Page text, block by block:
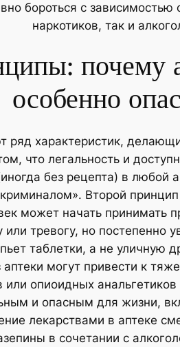
бороться с
наркотиков, так и
почему
особенно
ряд характеристик,
что легальность и
без рецепта) в любой
Второй
может начать принимать
тревогу, но постепенно
таблетки, а не уличную
могут привести к
или опиоидных
и опасным для жизни,
лекарствами в аптеке
в сочетании с